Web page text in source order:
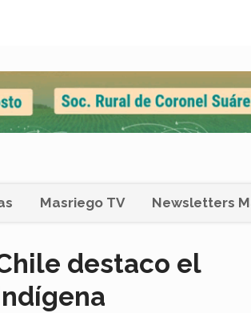
Masriego TV Newsletters
destaco el